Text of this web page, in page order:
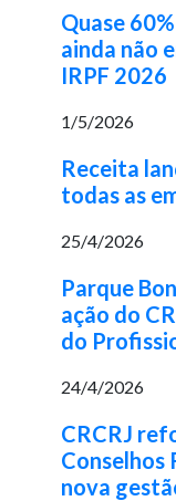
Quase
ainda não
IRPF 2026
1/5/2026
Receita
todas as
25/4/2026
Parque
ação do
do
24/4/2026
CRCRJ
Conselhos
nova